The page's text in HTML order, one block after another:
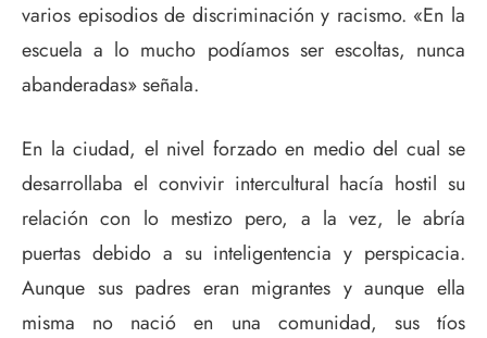
varios episodios de discriminación y racismo. «En la
escuela a lo mucho podíamos ser escoltas, nunca
abanderadas» señala.
En la ciudad, el nivel forzado en medio del cual se
desarrollaba el convivir intercultural hacía hostil su
relación con lo mestizo pero, a la vez, le abría
puertas debido a su inteligentencia y perspicacia.
Aunque sus padres eran migrantes y aunque ella
misma no nació en una comunidad, sus tíos